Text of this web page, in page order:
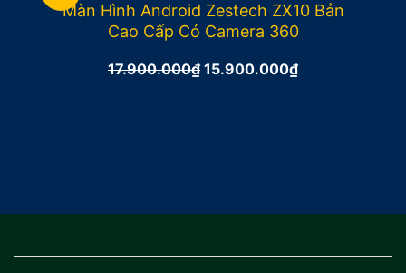
Màn Hình Android Zestech ZX10 Bản
Cao Cấp Có Camera 360
17.900.000₫ Giá
15.900.000₫